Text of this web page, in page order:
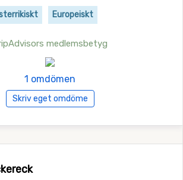
Europeiskt
medlemsbetyg
1 omdömen
Skriv eget omdöme